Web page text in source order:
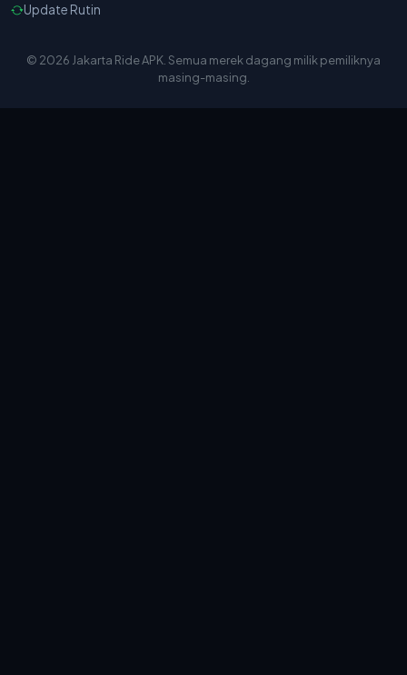
Update Rutin
© 2026 Jakarta Ride APK. Semua merek dagang milik pemiliknya
masing-masing.